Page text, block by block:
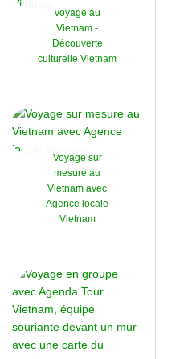
voyage au
Vietnam -
Découverte
culturelle Vietnam
Voyage sur
mesure au
Vietnam avec
Agence locale
Vietnam